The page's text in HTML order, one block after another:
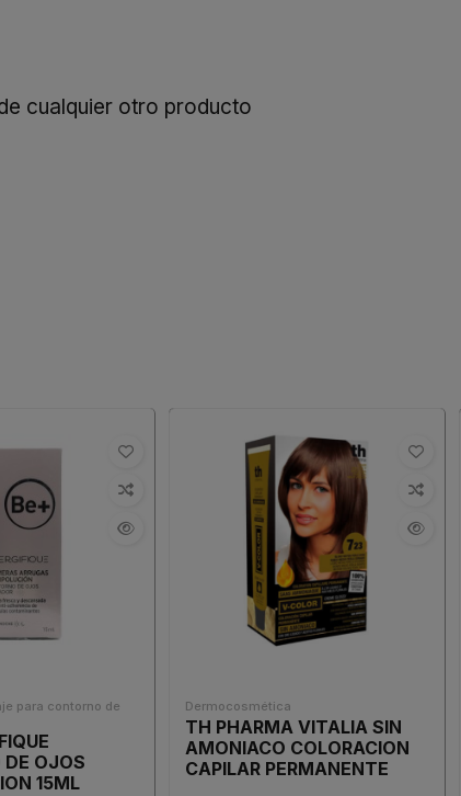
cualquier otro producto
para contorno de
DE OJOS
15ML
Dermocosmética
TH PHARMA VITALIA SIN
AMONIACO COLORACION
CAPILAR PERMANENTE